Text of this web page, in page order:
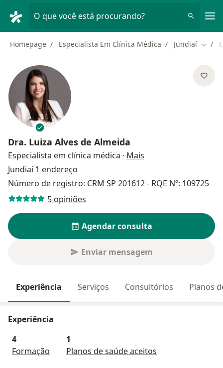
O que você está procurando?
Homepage Especialista Em Clínica Médica Jundiaí
Dra. Luiza Alves de Almeida
Especialista em clínica médica · Mais
Jundiaí1 endereço
Número de registro: CRM SP 201612 - RQE Nº: 109725
5 opiniões
Agendar consulta
Enviar mensagem
Experiência Serviços Consultórios Planos
Experiência
4
Formação
1
Planos de saúde aceitos